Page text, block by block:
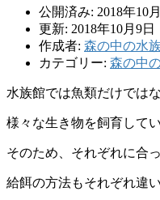
公開済み: 2018年10
更新: 2018年10月9日
作成者: 森の中の水族
カテゴリー: 森の中
水族館では魚類だけではな
様々な生き物を飼育してい
そのため、それぞれに合
給餌の方法もそれぞれ違い